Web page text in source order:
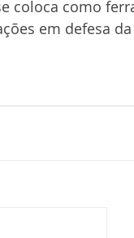
coloca como
em defesa